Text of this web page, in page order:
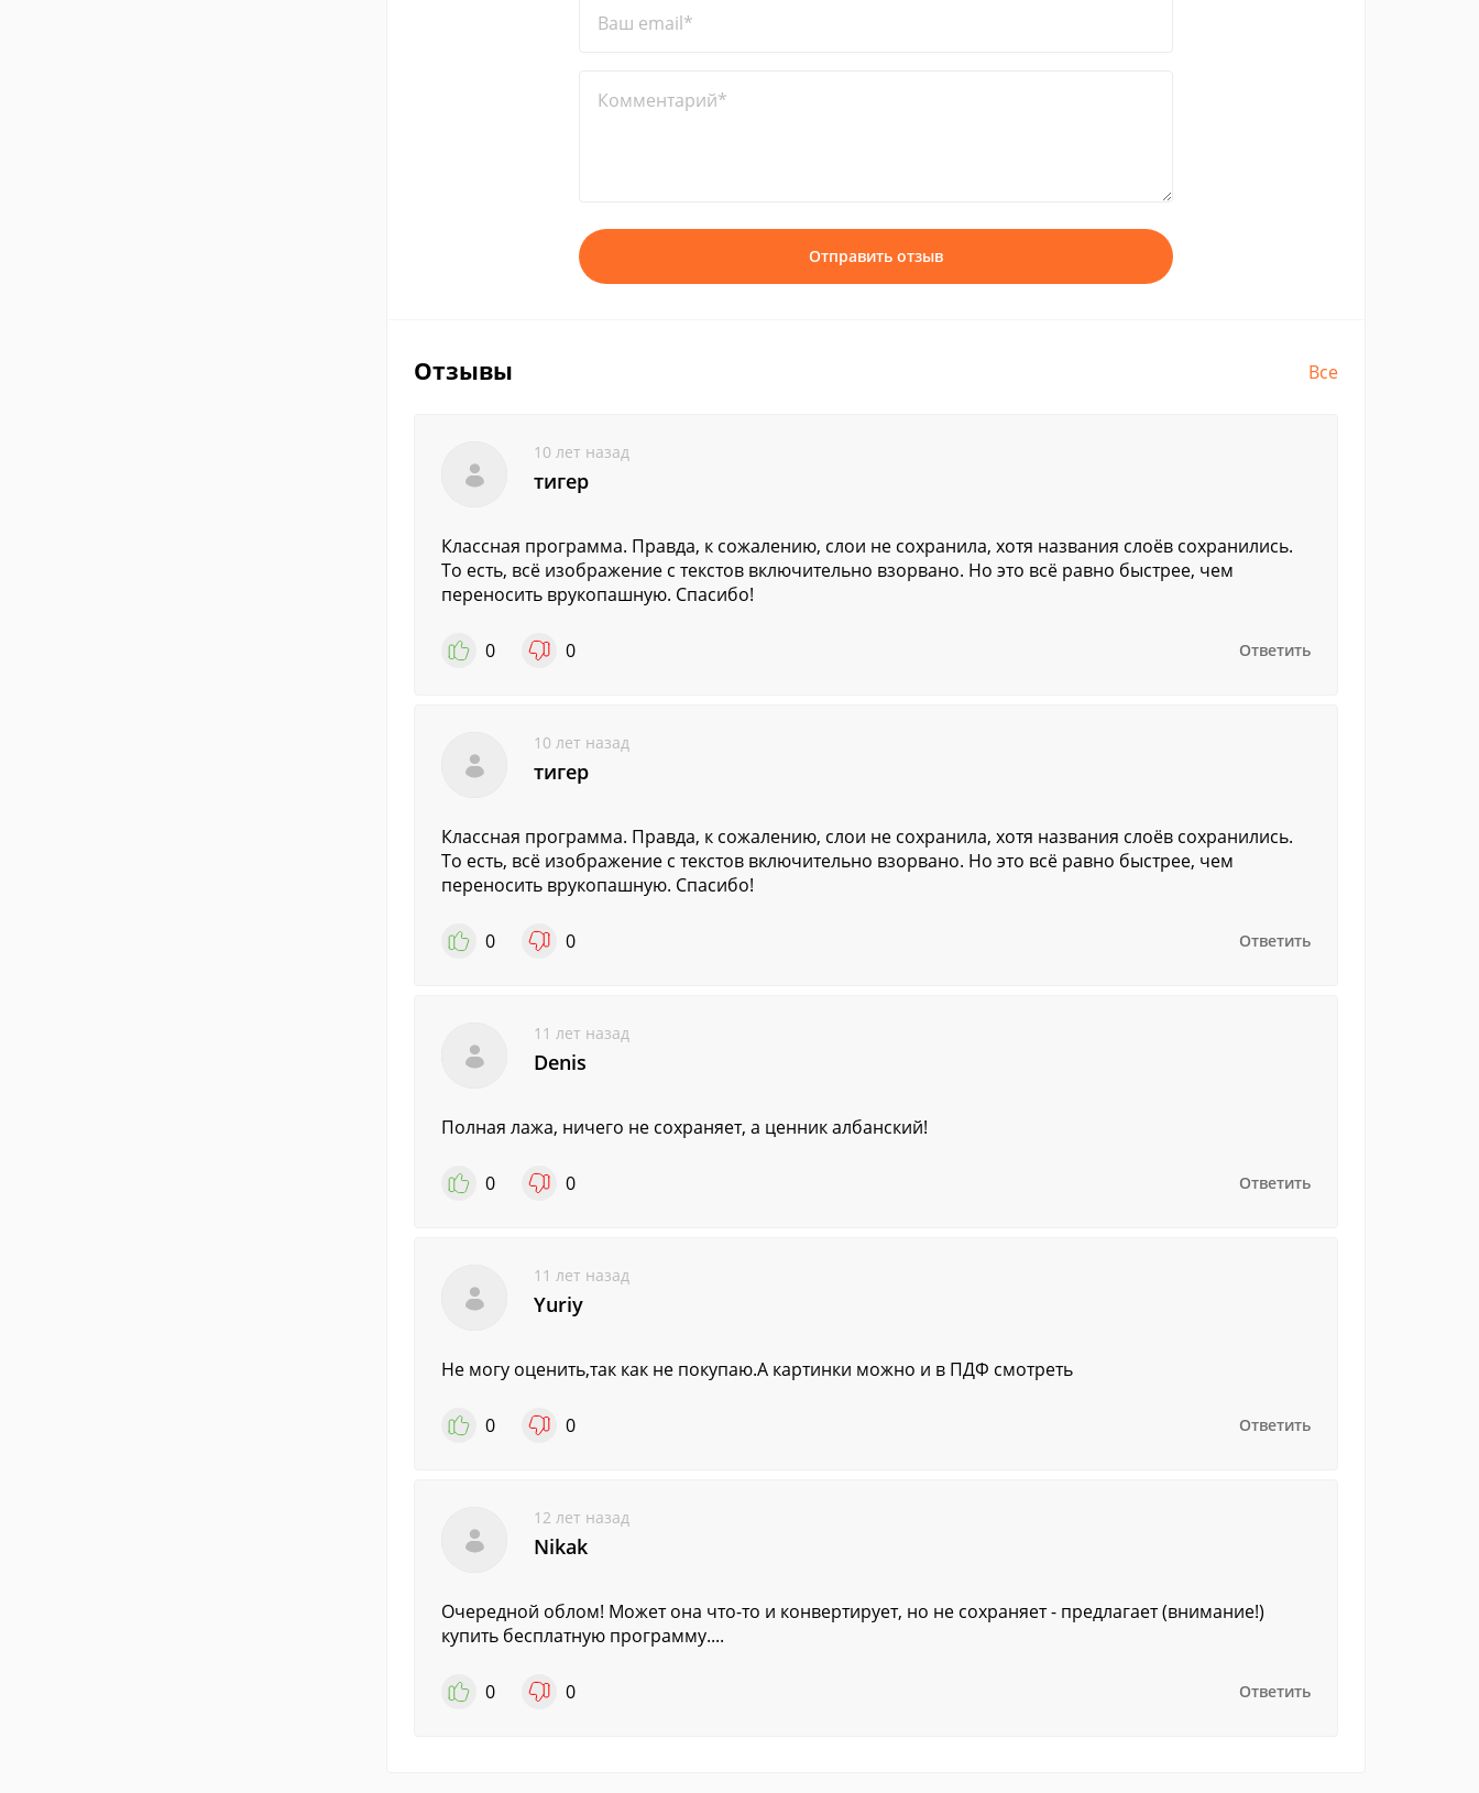
Ваш email*
Комментарий*
Отправить отзыв
Отзывы Все
10 лет назад
тигер
Классная программа. Правда, к сожалению, слои не сохранила, хотя названия слоёв сохранились.
То есть, всё изображение с текстов включительно взорвано. Но это всё равно быстрее, чем
переносить врукопашную. Спасибо!
0 0 Ответить
10 лет назад
тигер
Классная программа. Правда, к сожалению, слои не сохранила, хотя названия слоёв сохранились.
То есть, всё изображение с текстов включительно взорвано. Но это всё равно быстрее, чем
переносить врукопашную. Спасибо!
0 0 Ответить
11 лет назад
Denis
Полная лажа, ничего не сохраняет, а ценник албанский!
0 0 Ответить
11 лет назад
Yuriy
Не могу оценить,так как не покупаю.А картинки можно и в ПДФ смотреть
0 0 Ответить
12 лет назад
Nikak
Очередной облом! Может она что-то и конвертирует, но не сохраняет - предлагает (внимание!)
купить бесплатную программу....
0 0 Ответить